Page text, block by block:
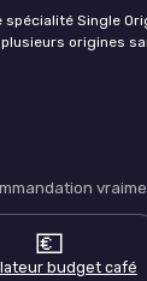
spécialité Single
origines
💶
budget café